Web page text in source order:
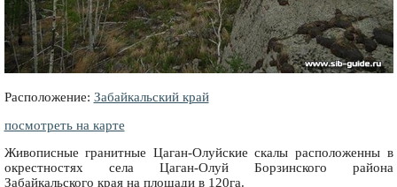
Расположение: Забайкальский край
посмотреть на карте
Живописные гранитные Цаган-Олуйские скалы расположенны в
окрестностях села Цаган-Олуй Борзинского района
Забайкальского края на площади в 120га.